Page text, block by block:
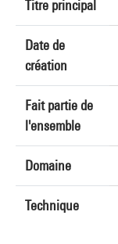
Titre principal
Date de
création
Fait partie de
l'ensemble
Domaine
Technique